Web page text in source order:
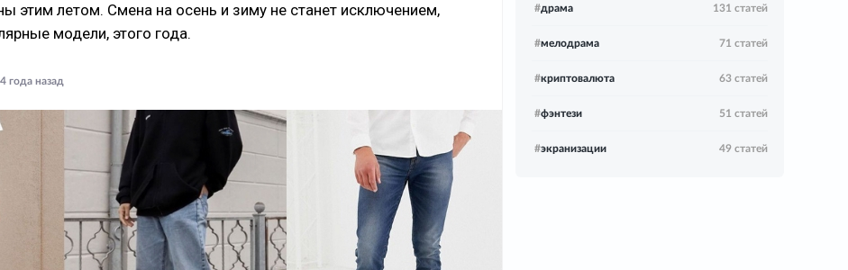
этим летом. Смена на осень и зиму не станет исключением,
модели, этого года.
4 года назад
#драма 131 статей
#мелодрама 71 статей
#криптовалюта 63 статей
#фэнтези 51 статей
#экранизации 49 статей